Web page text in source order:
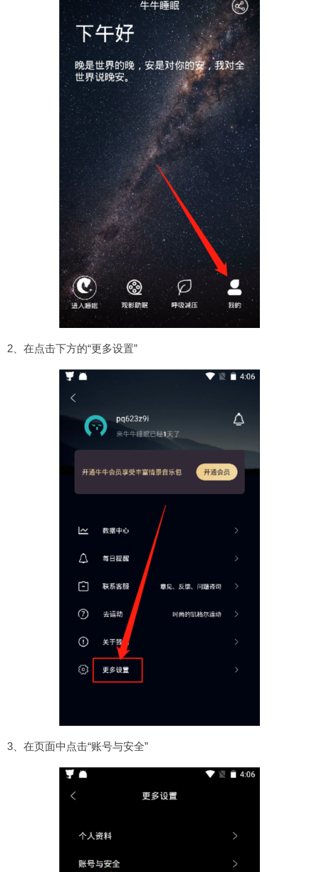
2、在点击下方的“更多设置”
3、在页面中点击“账号与安全”